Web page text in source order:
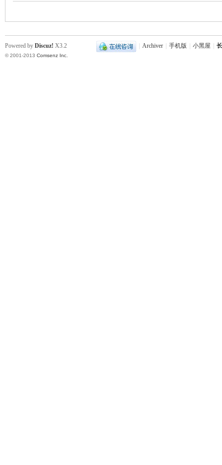
Archiver 手机版 小黑屋
Powered by Discuz! X3.2
© 2001-2013 Comsenz Inc.